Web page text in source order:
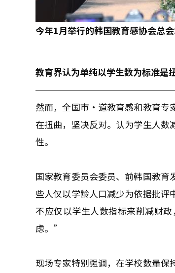
今年1月举行的韩国教育感协会总
教育界认为单纯以学生数为标准
然而，全国市·道教育感和教育专
在扭曲，坚决反对。认为学生人
性。
国家教育委员会委员、前韩国教
些人仅以学龄人口减少为依据批评
不应仅以学生人数指标来削减财
虑。”
现场专家特别强调，在学校数量